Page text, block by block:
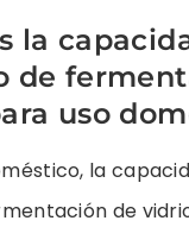
la
de
uso
la
de